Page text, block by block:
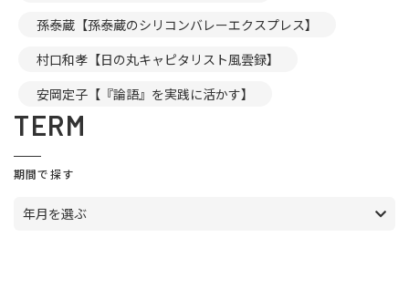
孫泰蔵【孫泰蔵のシリコンバレーエクスプレス】
村口和孝【日の丸キャピタリスト風雲録】
安岡定子【『論語』を実践に活かす】
TERM
期間で探す
年月を選ぶ